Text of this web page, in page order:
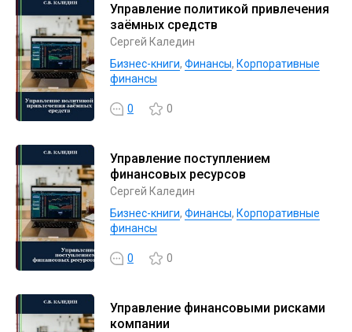
Управление политикой привлечения
заёмных средств
Сергей Каледин
Бизнес-книги, Финансы, Корпоративные
финансы
0 0
Управление поступлением
финансовых ресурсов
Сергей Каледин
Бизнес-книги, Финансы, Корпоративные
финансы
0 0
Управление финансовыми рисками
компании